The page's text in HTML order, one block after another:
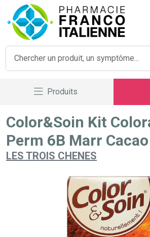
Produits
Color&Soin Kit
Perm 6B Marr Cacao
LES TROIS CHENES